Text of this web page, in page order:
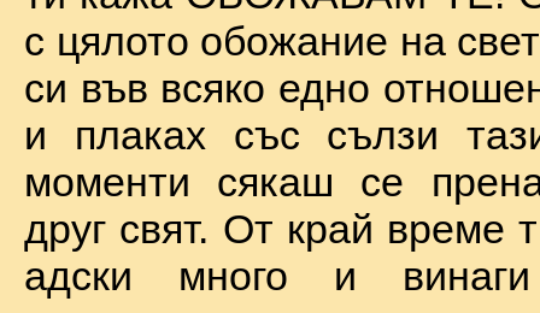
с цялото обожание на
си във всяко едно
и плаках със сълзи
моменти сякаш се
друг свят. От край време
адски много и